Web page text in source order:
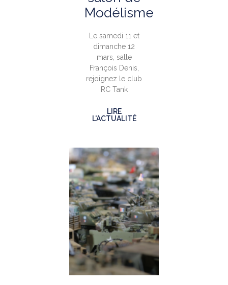
Modélisme
Le samedi 11 et
dimanche 12
mars, salle
François Denis,
rejoignez le club
RC Tank
LIRE
L'ACTUALITÉ